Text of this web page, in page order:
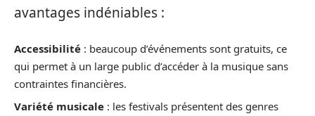
avantages indéniables :
Accessibilité : beaucoup d’événements sont gratuits, ce
qui permet à un large public d’accéder à la musique sans
contraintes financières.
Variété musicale : les festivals présentent des genres